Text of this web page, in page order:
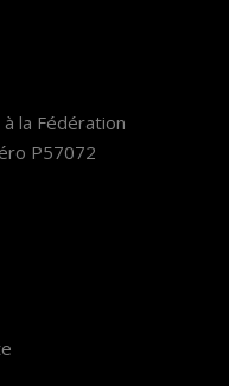
la Fédération
P57072